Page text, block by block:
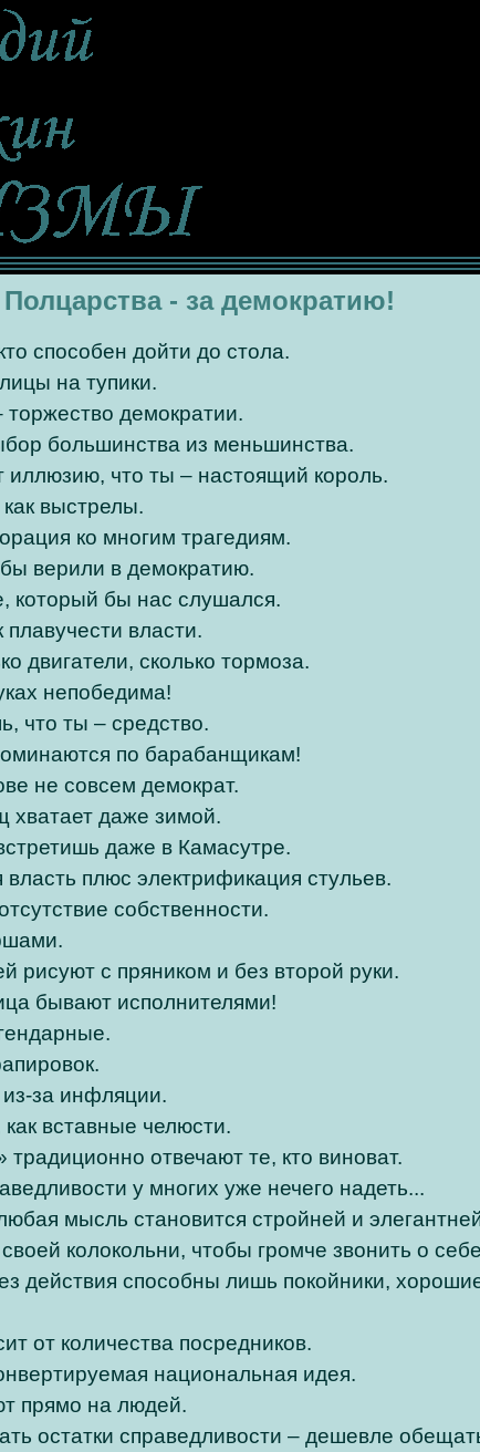
Полцарства - за демократию!
способен дойти до стола.
на тупики.
демократии.
большинства из меньшинства.
что ты – настоящий король.
выстрелы.
ко многим трагедиям.
верили в демократию.
который бы нас слушался.
власти.
двигатели, сколько тормоза.
непобедима!
что ты – средство.
по барабанщикам!
не совсем демократ.
хватает даже зимой.
даже в Камасутре.
плюс электрификация стульев.
собственности.
рисуют с пряником и без второй руки.
бывают исполнителями!
за инфляции.
вставные челюсти.
отвечают те, кто виноват.
у многих уже нечего надеть...
мысль становится стройней и
колокольни, чтобы громче звонить о
действия способны лишь покойники,
от количества посредников.
национальная идея.
прямо на людей.
остатки справедливости – дешевле